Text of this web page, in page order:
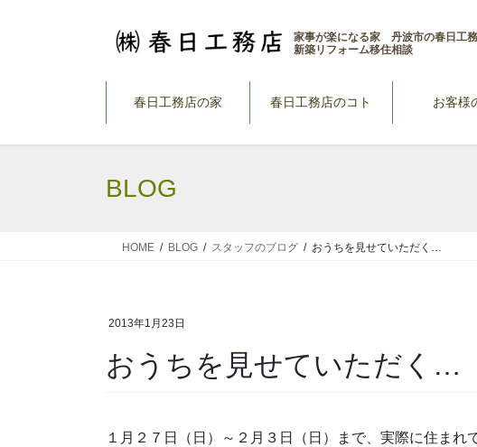
家事が楽になる家 丹波市の春日工
新築リフォーム移住相談
春日工務店の家 春日工務店のコト お客様
BLOG
HOME BLOG スタッフのブログ おうちを見せていただく…
2013年1月23日
おうちを見せていただく…
１月２７日（日）～２月３日（日）まで、実際に住まれ